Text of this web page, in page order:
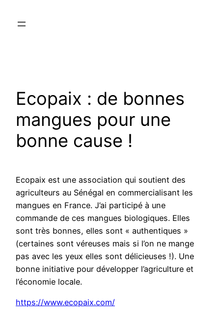
Ecopaix : de bonnes
mangues pour une
bonne cause !
Ecopaix est une association qui soutient des
agriculteurs au Sénégal en commercialisant les
mangues en France. J’ai participé à une
commande de ces mangues biologiques. Elles
sont très bonnes, elles sont « authentiques »
(certaines sont véreuses mais si l’on ne mange
pas avec les yeux elles sont délicieuses !). Une
bonne initiative pour développer l’agriculture et
l’économie locale.
https://www.ecopaix.com/